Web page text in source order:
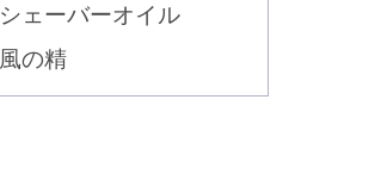
シェーバーオイル
風の精